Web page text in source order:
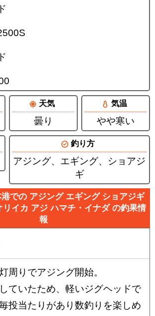
天気
曇り
気温
やや寒い
釣り方
アジング、エギング、ショアジ
ギ
での アジング エギング ショアジギ
リイカ アジ ハマチ・イナダ の釣果情
報
周りでアジング開始。
ていたため、軽いジグヘッドで
投当たりがあり数釣りを楽しめ